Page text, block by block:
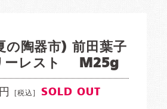
の陶器市) 前田葉子
ーレスト M25g
[税込] SOLD OUT